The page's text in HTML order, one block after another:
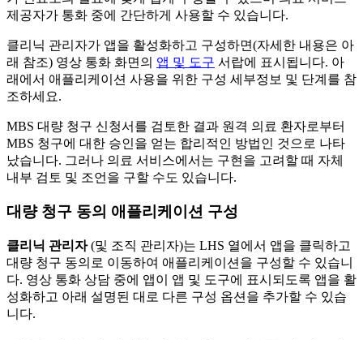
제 공자가 통화 중에 간단하게 사용할 수 있습니 다.
클리 닉 관리 자가 앱을 활성화하고 구성하면(자세 한 내 용은 아
래 참조) 영상 통화 화면 의 앱 및 도구 서 랍에 표시 됩니 다. 아
래 에 서 애 플리 케 이 션 사용을 위 한 구성 세 부정 보 및 단계 를 참
조하세 요.
MBS 대 량 청구 신청서 를 검 토한 결과 원 격 의 료 환자로부터
MBS 청구에 대 한 승인을 얻는 합리 적인 방법인 것 으 로 나타
났습니 다. 그러 나 의 료 서 비 스에 서 는 구현 을 고려 할 때 자체
내 부 검 토 및 조언 을 구할 수도 있습니 다.
대 량 청구 동의 애 플리 케 이 션 구성
클리 닉 관리 자 (및 조직 관리 자)는 LHS 열에 서 앱을 클릭하고
대 량 청구 동의 로 이 동하여 애 플리 케 이 션 을 구성할 수 있습니
다. 영상 통화 상담 중에 앱이 앱 및 도구에 표시 되 도록 앱을 활
성화하고 아래 설명된 대 로 다른 구성 옵션 을 추가할 수 있습
니 다.